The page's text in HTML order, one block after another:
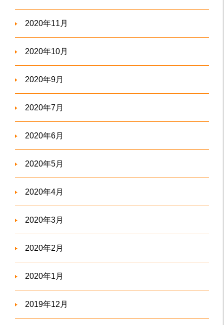
2020年11月
2020年10月
2020年9月
2020年7月
2020年6月
2020年5月
2020年4月
2020年3月
2020年2月
2020年1月
2019年12月